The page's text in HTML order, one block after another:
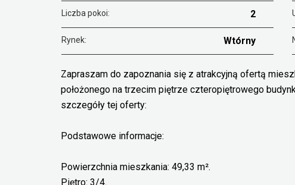
Liczba pokoi: 2
Rynek: Wtórny
Zapraszam do zapoznania się z atrakcyjną ofertą
położonego na trzecim piętrze czteropiętrowego
szczegóły tej oferty:
Podstawowe informacje:
Powierzchnia mieszkania: 49,33 m².
Piętro: 3/4.